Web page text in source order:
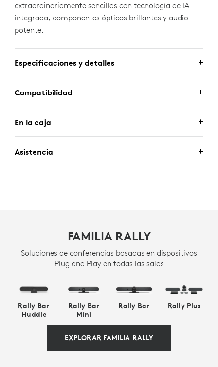
extraordinariamente sencillas con tecnología de IA
integrada, componentes ópticos brillantes y audio
potente.
Especificaciones y detalles
Compatibilidad
En la caja
Asistencia
FAMILIA RALLY
Soluciones de conferencias basadas en dispositivos
Plug and Play en todas las salas
Rally Bar
Huddle
Rally Bar
Mini
Rally Bar Rally Plus
EXPLORAR FAMILIA RALLY